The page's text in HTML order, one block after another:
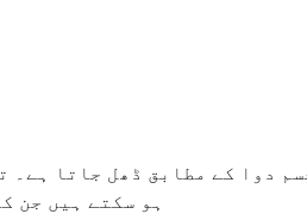
دوا کے مطابق ڈھل جاتا ہے۔
ہو سکتے ہیں جن